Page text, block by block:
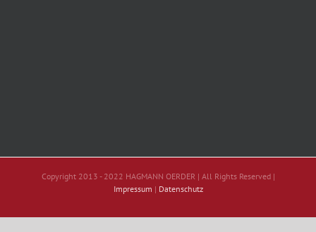
Copyright 2013 - 2022 HAGMANN OERDER | All Rights Reserved |
Impressum | Datenschutz